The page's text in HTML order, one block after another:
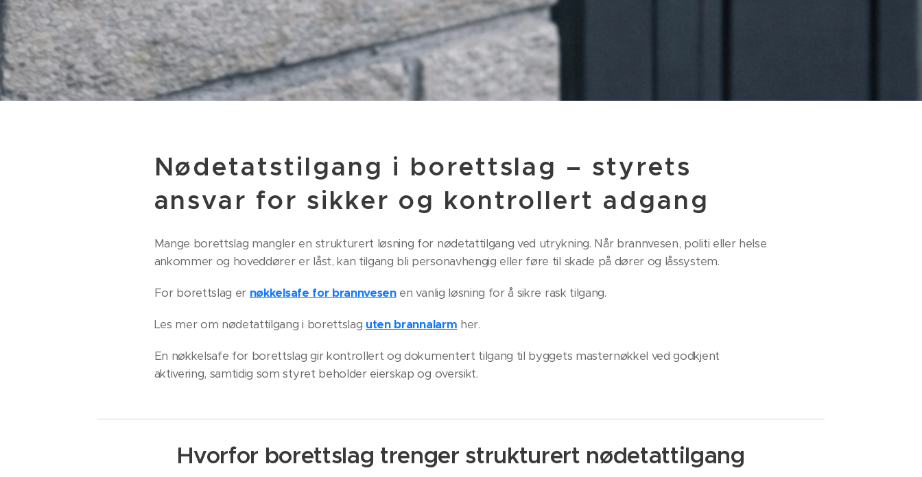
Nødetatstilgang i borettslag – styrets
ansvar for sikker og kontrollert adgang
Mange borettslag mangler en strukturert løsning for nødetattilgang ved utrykning. Når brannvesen, politi eller helse
ankommer og hoveddører er låst, kan tilgang bli personavhengig eller føre til skade på dører og låssystem.
For borettslag er nøkkelsafe for brannvesenen vanlig løsning for å sikre rask tilgang.
Les mer om nødetattilgang i borettslag uten brannalarm her.
En nøkkelsafe for borettslag gir kontrollert og dokumentert tilgang til byggets masternøkkel ved godkjent
aktivering, samtidig som styret beholder eierskap og oversikt.
Hvorfor borettslag trenger strukturert nødetattilgang